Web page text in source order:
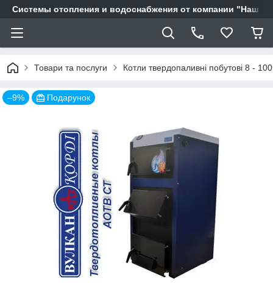
Системы отопления и водоснабжения от компании "Наш
Товари та послуги Котли твердопаливні побутові 8 - 100
–9% Подарунок